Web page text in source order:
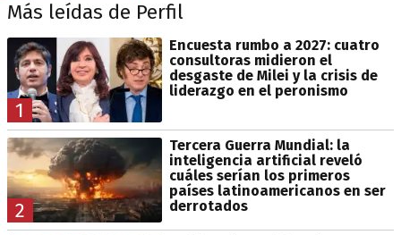
Más leídas de Perfil
1
Encuesta rumbo a 2027: cuatro
consultoras midieron el
desgaste de Milei y la crisis de
liderazgo en el peronismo
2
Tercera Guerra Mundial: la
inteligencia artificial reveló
cuáles serían los primeros
países latinoamericanos en ser
derrotados